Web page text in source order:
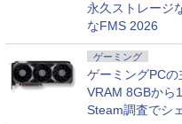
永久ストレージ
なFMS 2026
ゲーミング
ゲーミングPCの
VRAM 8GBから
Steam調査でシ